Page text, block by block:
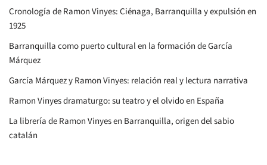
Cronología de Ramon Vinyes: Ciénaga, Barranquilla y expulsión en
1925
Barranquilla como puerto cultural en la formación de García
Márquez
García Márquez y Ramon Vinyes: relación real y lectura narrativa
Ramon Vinyes dramaturgo: su teatro y el olvido en España
La librería de Ramon Vinyes en Barranquilla, origen del sabio
catalán